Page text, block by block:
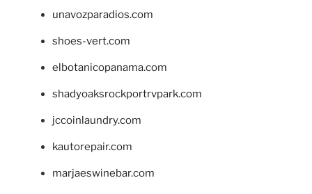
unavozparadios.com
shoes-vert.com
elbotanicopanama.com
shadyoaksrockportrvpark.com
jccoinlaundry.com
kautorepair.com
marjaeswinebar.com